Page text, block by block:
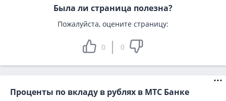
Была ли страница полезна?
Пожалуйста, оцените страницу:
0 0
Проценты по вкладу в рублях в МТС Банке